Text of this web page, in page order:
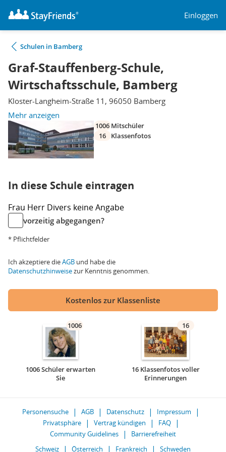
Einloggen
Schulen in Bamberg
Graf-Stauffenberg-Schule,
Wirtschaftsschule, Bamberg
Kloster-Langheim-Straße 11, 96050 Bamberg
Mehr anzeigen
1006 Mitschüler
16
Klassenfotos
In diese Schule eintragen
Frau Herr Divers keine Angabe
vorzeitig abgegangen?
* Pflichtfelder
Ich akzeptiere dieAGB und habe die
Datenschutzhinweisezur Kenntnis genommen.
Kostenlos zur Klassenliste
1006
1006 Schüler erwarten
Sie
16
16 Klassenfotos voller
Erinnerungen
Personensuche AGB Datenschutz
Impressum
Privatsphäre
Vertrag kündigen
FAQ
Community Guidelines
Barrierefreiheit
Schweiz
Österreich Frankreich Schweden